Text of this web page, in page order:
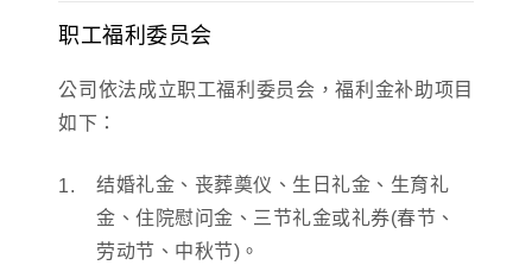
职工福利委员会
公司依法成立职工福利委员会，福利金补助项目
如下：
结婚礼金、丧葬奠仪、生日礼金、生育礼
金、住院慰问金、三节礼金或礼券(春节、
劳动节、中秋节)。